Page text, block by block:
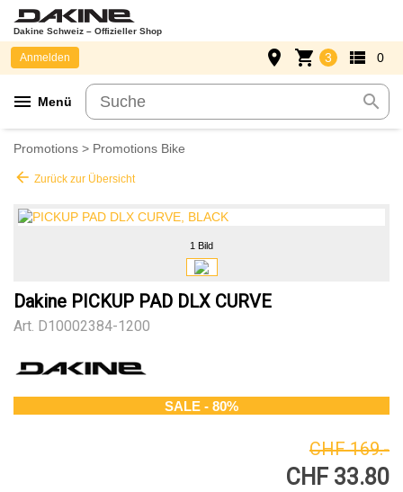
Dakine Schweiz – Offizieller Shop
menu Menü search
Anmelden place shopping_cart 3 view_list 0
Promotions > Promotions Bike
arrow_back Zurück zur Übersicht
1 Bild
Dakine PICKUP PAD DLX CURVE
Art. D10002384-1200
SALE - 80%
CHF 169.-
CHF 33.80